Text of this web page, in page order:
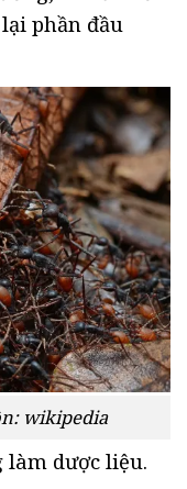
phần đầu
wikipedia
làm dược liệu.